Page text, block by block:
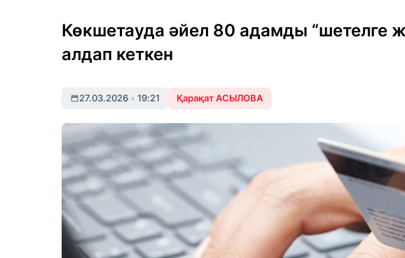
Көкшетауда әйел 80 адамды “шетелге
алдап кеткен
27.03.2026 • 19:21 Қарақат АСЫЛОВА